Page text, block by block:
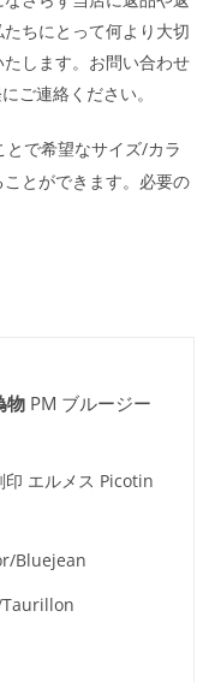
ちにとって何より大切
します。お問い合わせ
ご連絡ください。
で希望なサイズ/カラ
とができます。必要の
物 PM ブルージー
印 エルメス Picotin
Bluejean
Taurillon